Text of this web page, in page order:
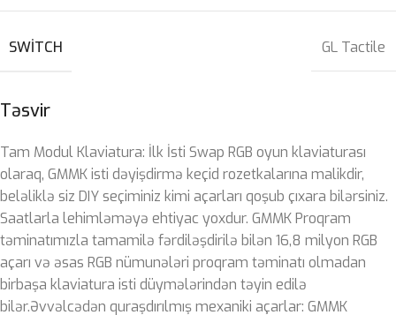
Təsvir
Tam Modul Klaviatura: İlk İsti Swap RGB oyun klaviaturası
olaraq, GMMK isti dəyişdirmə keçid rozetkalarına malikdir,
beləliklə siz DIY seçiminiz kimi açarları qoşub çıxara bilərsiniz.
Saatlarla lehimləməyə ehtiyac yoxdur. GMMK Proqram
təminatımızla tamamilə fərdiləşdirilə bilən 16,8 milyon RGB
açarı və əsas RGB nümunələri proqram təminatı olmadan
birbaşa klaviatura isti düymələrindən təyin edilə
bilər.Əvvəlcədən quraşdırılmış mexaniki açarlar: GMMK
SWITCH GL Tactile